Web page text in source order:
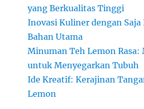
yang Berkualitas Tinggi
Inovasi Kuliner dengan Saja
Bahan Utama
Minuman Teh Lemon Rasa:
untuk Menyegarkan Tubuh
Ide Kreatif: Kerajinan
Lemon